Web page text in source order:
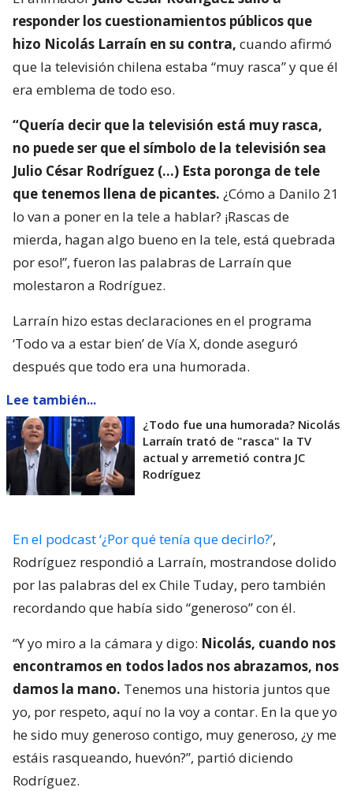
responder los cuestionamientos públicos que
hizo Nicolás Larraín en su contra, cuando afirmó
que la televisión chilena estaba “muy rasca” y que él
era emblema de todo eso.
“Quería decir que la televisión está muy rasca,
no puede ser que el símbolo de la televisión sea
Julio César Rodríguez (…) Esta poronga de tele
que tenemos llena de picantes. ¿Cómo a Danilo 21
lo van a poner en la tele a hablar? ¡Rascas de
mierda, hagan algo bueno en la tele, está quebrada
por eso!”, fueron las palabras de Larraín que
molestaron a Rodríguez.
Larraín hizo estas declaraciones en el programa
‘Todo va a estar bien’ de Vía X, donde aseguró
después que todo era una humorada.
Lee también...
¿Todo fue una humorada? Nicolás
Larraín trató de "rasca" la TV
actual y arremetió contra JC
Rodríguez
En el podcast ‘¿Por qué tenía que decirlo?’,
Rodríguez respondió a Larraín, mostrandose dolido
por las palabras del ex Chile Tuday, pero también
recordando que había sido “generoso” con él.
“Y yo miro a la cámara y digo: Nicolás, cuando nos
encontramos en todos lados nos abrazamos, nos
damos la mano. Tenemos una historia juntos que
yo, por respeto, aquí no la voy a contar. En la que yo
he sido muy generoso contigo, muy generoso, ¿y me
estáis rasqueando, huevón?”, partió diciendo
Rodríguez.